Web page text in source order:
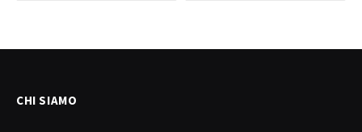
CHI SIAMO